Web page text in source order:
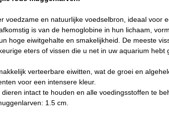
voedzame en natuurlijke voedselbron, ideaal voor
is van de hemoglobine in hun lichaam,
hoge eiwitgehalte en smakelijkheid. De meeste
eters of vissen die u net in uw aquarium hebt
verteerbare eiwitten, wat de groei en
voor een intensere kleur.
intact te houden en alle voedingsstoffen te
1.5 cm.